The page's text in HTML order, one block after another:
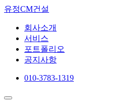
유정CM건설
회사소개
서비스
포트폴리오
공지사항
010-3783-1319